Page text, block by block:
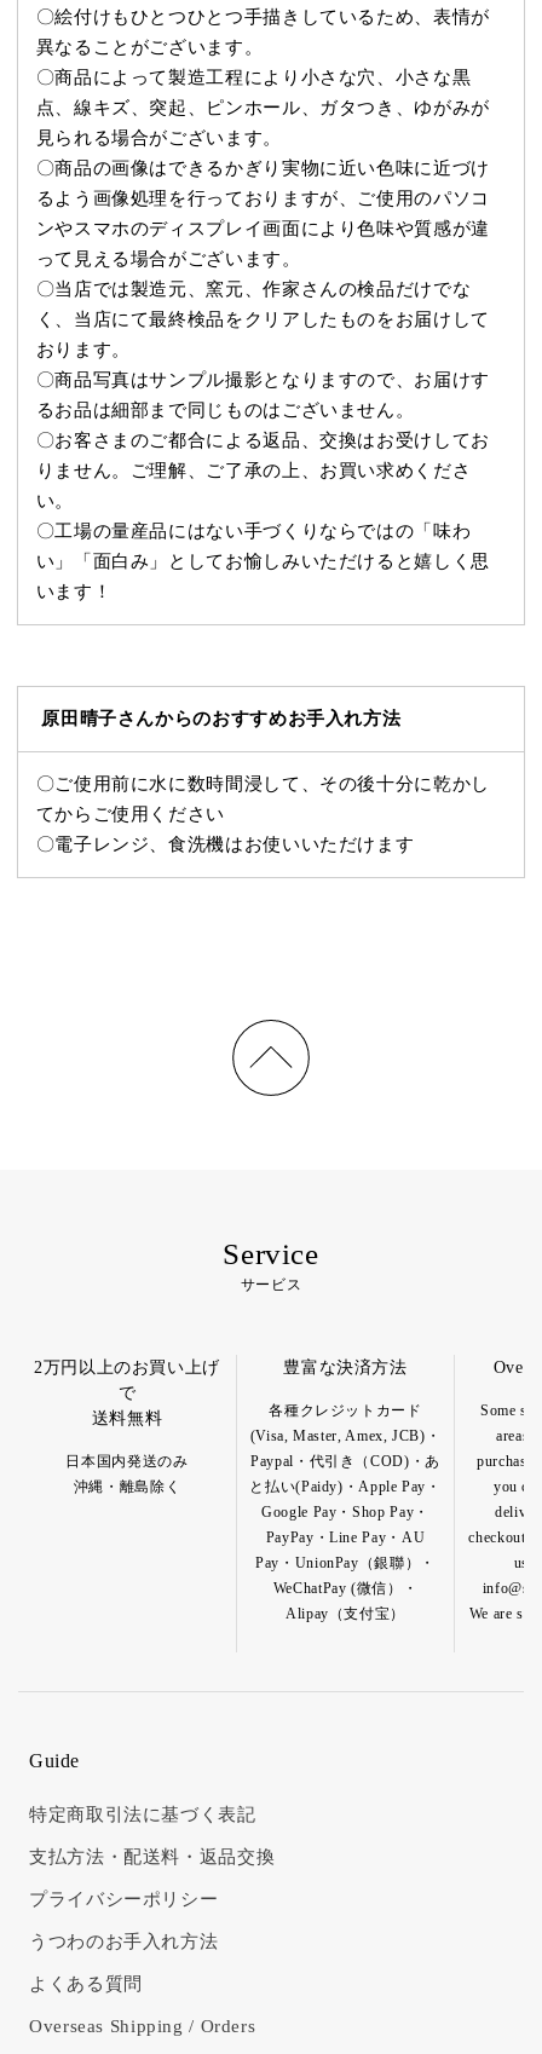
〇絵付けもひとつひとつ手描きしているため、表情が
異なることがございます。
〇商品によって製造工程により小さな穴、小さな黒
点、線キズ、突起、ピンホール、ガタつき、ゆがみが
見られる場合がございます。
〇商品の画像はできるかぎり実物に近い色味に近づけ
るよう画像処理を行っておりますが、ご使用のパソコ
ンやスマホのディスプレイ画面により色味や質感が違
って見える場合がございます。
〇当店では製造元、窯元、作家さんの検品だけでな
く、当店にて最終検品をクリアしたものをお届けして
おります。
〇商品写真はサンプル撮影となりますので、お届けす
るお品は細部まで同じものはございません。
〇お客さまのご都合による返品、交換はお受けしてお
りません。ご理解、ご了承の上、お買い求めくださ
い。
〇工場の量産品にはない手づくりならではの「味わ
い」「面白み」としてお愉しみいただけると嬉しく思
います！
原田晴子さんからのおすすめお手入れ方法
〇ご使用前に水に数時間浸して、その後十分に乾かし
てからご使用ください
〇電子レンジ、食洗機はお使いいただけます
Service
サービス
2万円以上のお買い上げ
で
送料無料
日本国内発送のみ
沖縄・離島除く
豊富な決済方法
各種クレジットカード
(Visa, Master, Amex, JCB)・
Paypal・代引き（COD)・あ
と払い(Paidy)・Apple Pay・
Google Pay・Shop Pay・
PayPay・Line Pay・AU
Pay・UnionPay（銀聯）・
WeChatPay (微信）・
Alipay（支付宝）
Some
areas
purchase
you
checkout
us
We are so
Guide
特定商取引法に基づく表記
支払方法・配送料・返品交換
プライバシーポリシー
うつわのお手入れ方法
よくある質問
Overseas Shipping / Orders